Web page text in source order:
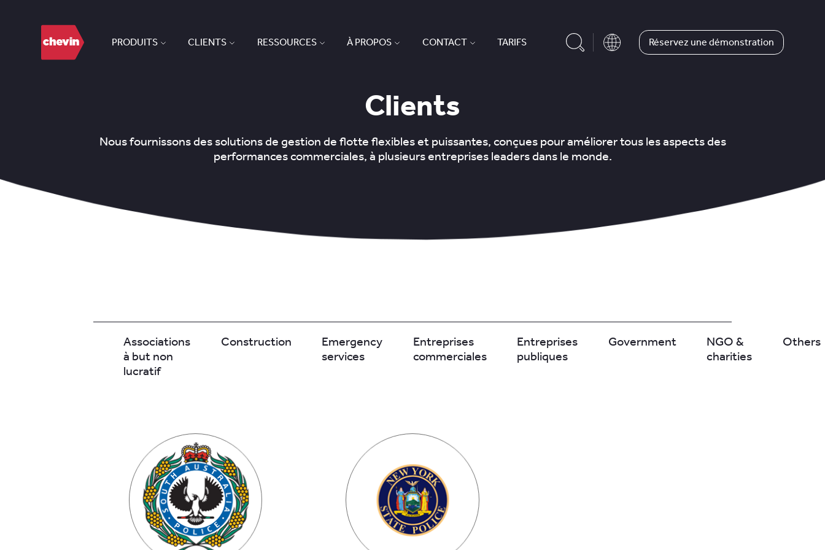
PRODUITS CLIENTS RESSOURCES À PROPOS CONTACT TARIFS Réservez une démonstration
Clients
Nous fournissons des solutions de gestion de flotte flexibles et puissantes, conçues pour améliorer tous les aspects des
performances commerciales, à plusieurs entreprises leaders dans le monde.
Associations
à but non
lucratif
Construction
Emergency
services
Entreprises
commerciales
Entreprises
publiques
Government
NGO &
charities
Others